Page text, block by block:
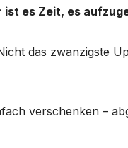
es Zeit, es
das zwanzigste
verschenken –